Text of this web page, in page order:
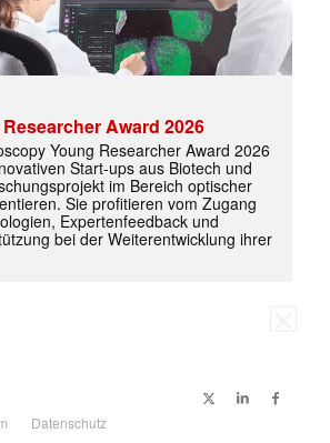
Award 2026
Young Researcher Award 2026
Start-ups aus Biotech und
im Bereich optischer
Sie profitieren vom Zugang
Expertenfeedback und
bei der Weiterentwicklung ihrer
Datenschutz